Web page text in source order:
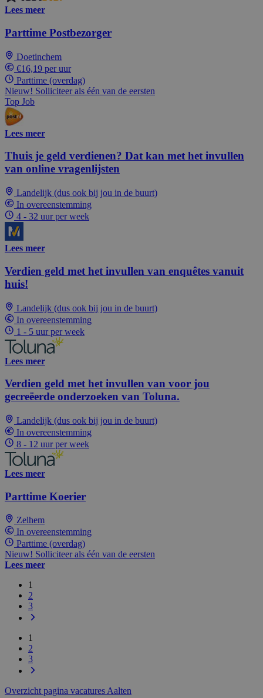
Lees meer
Parttime Postbezorger
Doetinchem
€16,19 per uur
Parttime (overdag)
Nieuw! Solliciteer als één van de eersten
Top Job
Lees meer
Thuis je geld verdienen? Dat kan met het invullen
van online vragenlijsten
Landelijk (dus ook bij jou in de buurt)
In overeenstemming
4 - 32 uur per week
Lees meer
Verdien geld met het invullen van enquêtes vanuit
huis!
Landelijk (dus ook bij jou in de buurt)
In overeenstemming
1 - 5 uur per week
Lees meer
Verdien geld met het invullen van voor jou
gecreëerde onderzoeken van Toluna.
Landelijk (dus ook bij jou in de buurt)
In overeenstemming
8 - 12 uur per week
Lees meer
Parttime Koerier
Zelhem
In overeenstemming
Parttime (overdag)
Nieuw! Solliciteer als één van de eersten
Lees meer
1
2
3
1
2
3
Overzicht pagina vacatures Aalten